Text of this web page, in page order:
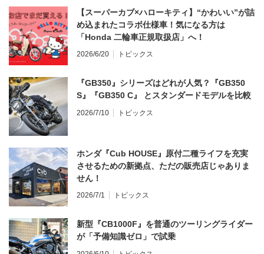
【スーパーカブ×ハローキティ】“かわいい”が詰
め込まれたコラボ仕様車！気になる方は
「Honda 二輪車正規取扱店」へ！
2026/6/20 トピックス
『GB350』シリーズはどれが人気？『GB350
S』『GB350 C』 とスタンダードモデルを比較
2026/7/10 トピックス
ホンダ『Cub HOUSE』原付二種ライフを充実
させるための新拠点、ただの販売店じゃありま
せん！
2026/7/1 トピックス
新型『CB1000F』を普通のツーリングライダー
が「予備知識ゼロ」で試乗